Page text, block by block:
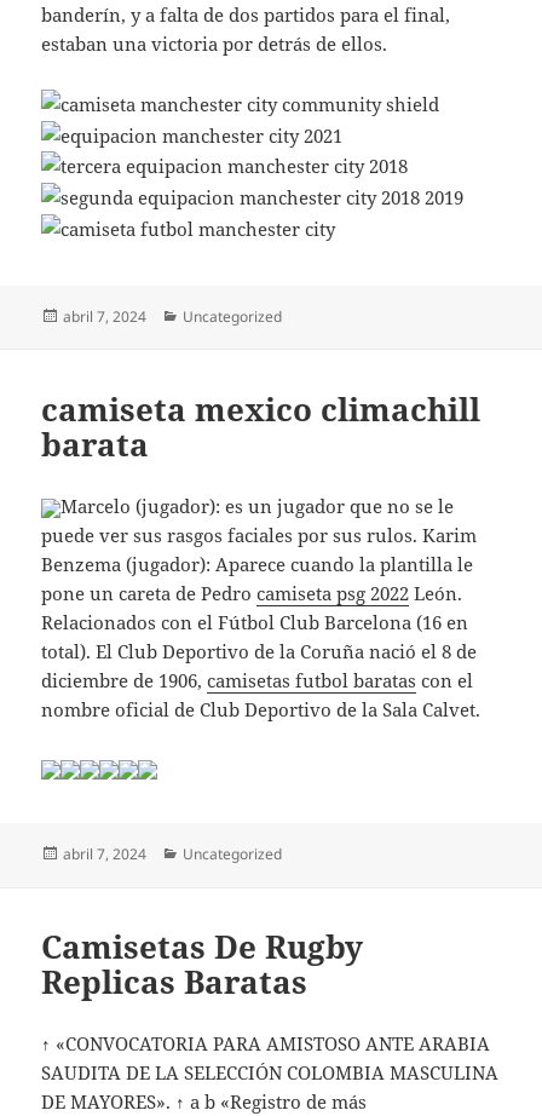
banderín, y a falta de dos partidos para el final,
estaban una victoria por detrás de ellos.
Publicado
abril 7, 2024 Categorías
Uncategorized
camiseta mexico climachill
barata
Marcelo (jugador): es un jugador que no se le
puede ver sus rasgos faciales por sus rulos. Karim
Benzema (jugador): Aparece cuando la plantilla le
pone un careta de Pedrocamiseta psg 2022 León.
Relacionados con el Fútbol Club Barcelona (16 en
total). El Club Deportivo de la Coruña nació el 8 de
diciembre de 1906,camisetas futbol baratas con el
nombre oficial de Club Deportivo de la Sala Calvet.
Publicado
abril 7, 2024 Categorías
Uncategorized
Camisetas De Rugby
Replicas Baratas
↑ «CONVOCATORIA PARA AMISTOSO ANTE ARABIA
SAUDITA DE LA SELECCIÓN COLOMBIA MASCULINA
DE MAYORES». ↑ a b «Registro de más